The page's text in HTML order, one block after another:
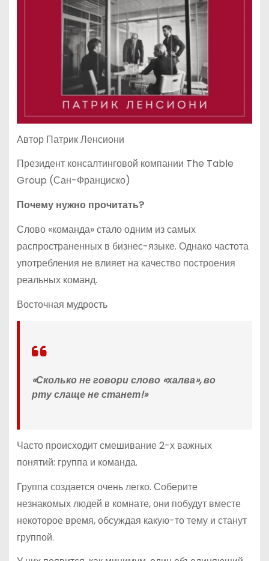
Автор Патрик Ленсиони
Президент консалтинговой компании The Table
Group (Сан-Франциско)
Почему нужно прочитать?
Слово «команда» стало одним из самых
распространенных в бизнес-языке. Однако частота
употребления не влияет на качество построения
реальных команд.
Восточная мудрость
«Сколько не говори слово «халва», во
рту слаще не станет!»
Часто происходит смешивание 2-х важных
понятий: группа и команда.
Группа создается очень легко. Соберите
незнакомых людей в комнате, они побудут вместе
некоторое время, обсуждая какую-то тему и станут
группой.